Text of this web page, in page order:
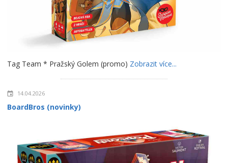
Tag Team * Pražský Golem (promo) Zobrazit více...
14.04.2026
BoardBros (novinky)